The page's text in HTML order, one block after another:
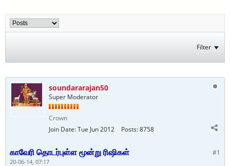
Filter
soundararajan50
Super Moderator
Crown
Join Date:Tue Jun 2012 Posts:8758
#1
காவேரி தொடர்புள்ள மூன்று ரிஷிகள்
20-06-14, 07:17